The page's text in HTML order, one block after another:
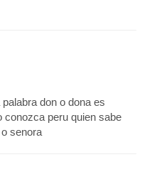
don o dona es
conozca peru quien sabe
senora